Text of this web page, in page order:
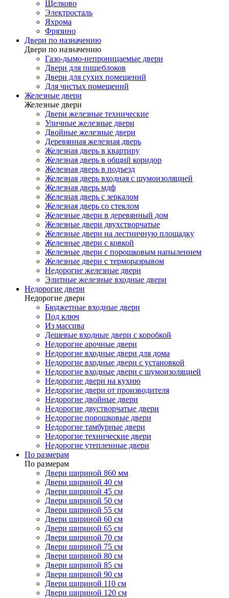
Щелково
Электросталь
Яхрома
Фрязино
Двери по назначению
Двери по назначению
Газо-дымо-непроницаемые двери
Двери для пищеблоков
Двери для сухих помещений
Для чистых помещений
Железные двери
Железные двери
Двери железные технические
Уличные железные двери
Двойные железные двери
Деревянная железная дверь
Железная дверь в квартиру
Железная дверь в общий коридор
Железная дверь в подъезд
Железная дверь входная с шумоизоляцией
Железная дверь мдф
Железная дверь с зеркалом
Железная дверь со стеклом
Железные двери в деревянный дом
Железные двери двухстворчатые
Железные двери на лестничную площадку
Железные двери с ковкой
Железные двери с порошковым напылением
Железные двери с терморазрывом
Недорогие железные двери
Элитные железные входные двери
Недорогие двери
Недорогие двери
Бюджетные входные двери
Под ключ
Из массива
Дешевые входные двери с коробкой
Недорогие арочные двери
Недорогие входные двери для дома
Недорогие входные двери с установкой
Недорогие входные двери с шумоизоляцией
Недорогие двери на кухню
Недорогие двери от производителя
Недорогие двойные двери
Недорогие двустворчатые двери
Недорогие порошковые двери
Недорогие тамбурные двери
Недорогие технические двери
Недорогие утепленные двери
По размерам
По размерам
Двери шириной 860 мм
Двери шириной 40 см
Двери шириной 45 см
Двери шириной 50 см
Двери шириной 55 см
Двери шириной 60 см
Двери шириной 65 см
Двери шириной 70 см
Двери шириной 75 см
Двери шириной 80 см
Двери шириной 85 см
Двери шириной 90 см
Двери шириной 110 см
Двери шириной 120 см